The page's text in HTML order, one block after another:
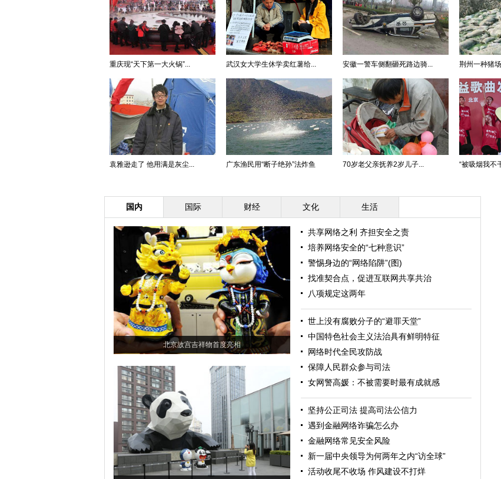
重庆现“天下第一大火锅”... 武汉女大学生休学卖红薯给... 安徽一警车侧翻砸死路边骑... 荆州一种猪
袁雅逊走了 他用满是灰尘... 广东渔民用“断子绝孙”法炸鱼 70岁老父亲抚养2岁儿子... “被吸烟我不
国内 国际 财经 文化 生活
北京故宫吉祥物首度亮相
共享网络之利 齐担安全之责
培养网络安全的“七种意识”
警惕身边的“网络陷阱”(图)
找准契合点，促进互联网共享共治
八项规定这两年
世上没有腐败分子的“避罪天堂”
中国特色社会主义法治具有鲜明特征
网络时代全民攻防战
保障人民群众参与司法
女网警高媛：不被需要时最有成就感
坚持公正司法 提高司法公信力
遇到金融网络诈骗怎么办
金融网络常见安全风险
新一届中央领导为何两年之内“访全球”
活动收尾不收场 作风建设不打烊